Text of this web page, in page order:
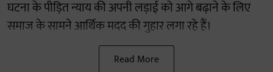
घटना के पीड़ित न्याय की अपनी लड़ाई को आगे बढ़ाने के लिए
समाज के सामने आर्थिक मदद की गुहार लगा रहे हैं।
Read More